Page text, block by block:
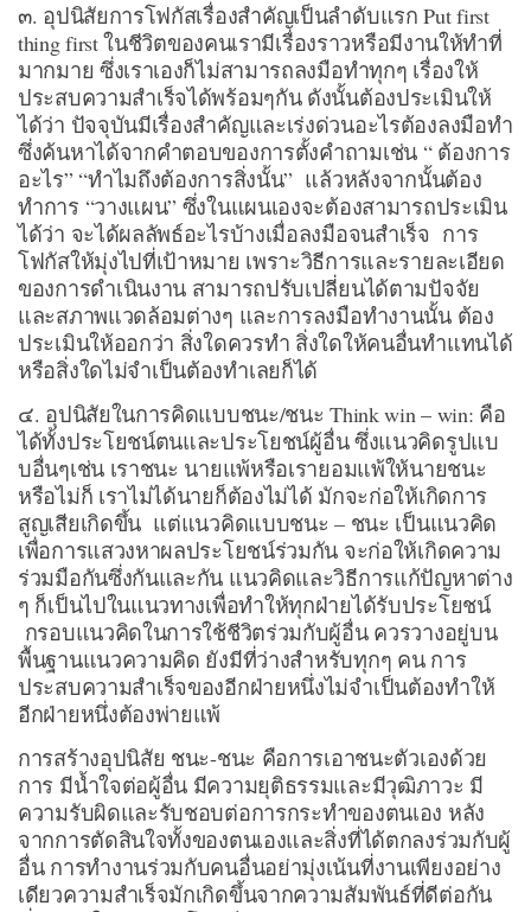
๓. อุปนิสัยการโฟกัสเรื่องสำคัญเป็นลำดับแรก Put first
thing first ในชีวิตของคนเรามีเรื่องราวหรือมีงานให้ทำที่
มากมาย ซึ่งเราเองก็ไม่สามารถลงมือทำทุกๆ เรื่องให้
ประสบความสำเร็จได้พร้อมๆกัน ดังนั้นต้องประเมินให้
ได้ว่า ปัจจุบันมีเรื่องสำคัญและเร่งด่วนอะไรต้องลงมือทำ
ซึ่งค้นหาได้จากคำตอบของการตั้งคำถามเช่น “ ต้องการ
อะไร” “ทำไมถึงต้องการสิ่งนั้น” แล้วหลังจากนั้นต้อง
ทำการ “วางแผน” ซึ่งในแผนเองจะต้องสามารถประเมิน
ได้ว่า จะได้ผลลัพธ์อะไรบ้างเมื่อลงมือจนสำเร็จ การ
โฟกัสให้มุ่งไปที่เป้าหมาย เพราะวิธีการและรายละเอียด
ของการดำเนินงาน สามารถปรับเปลี่ยนได้ตามปัจจัย
และสภาพแวดล้อมต่างๆ และการลงมือทำงานนั้น ต้อง
ประเมินให้ออกว่า สิ่งใดควรทำ สิ่งใดให้คนอื่นทำแทนได้
หรือสิ่งใดไม่จำเป็นต้องทำเลยก็ได้
๔. อุปนิสัยในการคิดแบบชนะ/ชนะ Think win – win: คือ
ได้ทั้งประโยชน์ตนและประโยชน์ผู้อื่น ซึ่งแนวคิดรูปแบ
บอื่นๆเช่น เราชนะ นายแพ้หรือเรายอมแพ้ให้นายชนะ
หรือไม่ก็ เราไม่ได้นายก็ต้องไม่ได้ มักจะก่อให้เกิดการ
สูญเสียเกิดขึ้น แต่แนวคิดแบบชนะ – ชนะ เป็นแนวคิด
เพื่อการแสวงหาผลประโยชน์ร่วมกัน จะก่อให้เกิดความ
ร่วมมือกันซึ่งกันและกัน แนวคิดและวิธีการแก้ปัญหาต่าง
ๆ ก็เป็นไปในแนวทางเพื่อทำให้ทุกฝ่ายได้รับประโยชน์
กรอบแนวคิดในการใช้ชีวิตร่วมกับผู้อื่น ควรวางอยู่บน
พื้นฐานแนวความคิด ยังมีที่ว่างสำหรับทุกๆ คน การ
ประสบความสำเร็จของอีกฝ่ายหนึ่งไม่จำเป็นต้องทำให้
อีกฝ่ายหนึ่งต้องพ่ายแพ้
การสร้างอุปนิสัย ชนะ-ชนะ คือการเอาชนะตัวเองด้วย
การ มีน้ำใจต่อผู้อื่น มีความยุติธรรมและมีวุฒิภาวะ มี
ความรับผิดและรับชอบต่อการกระทำของตนเอง หลัง
จากการตัดสินใจทั้งของตนเองและสิ่งที่ได้ตกลงร่วมกับผู้
อื่น การทำงานร่วมกับคนอื่นอย่ามุ่งเน้นที่งานเพียงอย่าง
เดียวความสำเร็จมักเกิดขึ้นจากความสัมพันธ์ที่ดีต่อกัน